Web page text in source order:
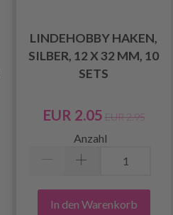
LINDEHOBBY HAKEN,
SILBER, 12 X 32 MM, 10
SETS
EUR 2.05 EUR 2.95
Anzahl
In den Warenkorb